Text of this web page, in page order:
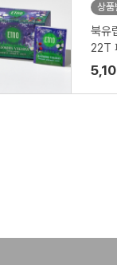
상
북유
22T
g x